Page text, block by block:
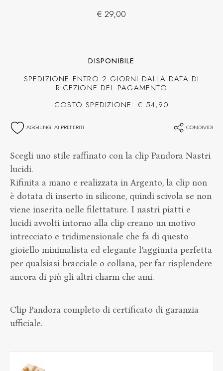
€ 29,00
DISPONIBILE
SPEDIZIONE ENTRO 2 GIORNI DALLA DATA DI
RICEZIONE DEL PAGAMENTO
COSTO SPEDIZIONE: € 54,90
AGGIUNGI AI PREFERITI CONDIVIDI
Scegli uno stile raffinato con la clip Pandora Nastri
lucidi.
Rifinita a mano e realizzata in Argento, la clip non
è dotata di inserto in silicone, quindi scivola se non
viene inserita nelle filettature. I nastri piatti e
lucidi avvolti intorno alla clip creano un motivo
intrecciato e tridimensionale che fa di questo
gioiello minimalista ed elegante l’aggiunta perfetta
per qualsiasi bracciale o collana, per far risplendere
ancora di più gli altri charm che ami.
Clip Pandora completo di certificato di garanzia
ufficiale.